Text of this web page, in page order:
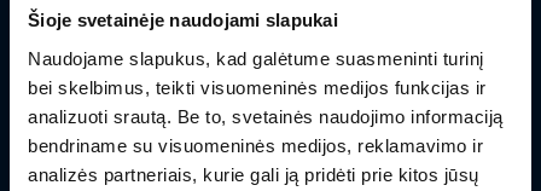
Šioje svetainėje naudojami slapukai
Naudojame slapukus, kad galėtume suasmeninti turinį
bei skelbimus, teikti visuomeninės medijos funkcijas ir
analizuoti srautą. Be to, svetainės naudojimo informaciją
bendriname su visuomeninės medijos, reklamavimo ir
analizės partneriais, kurie gali ją pridėti prie kitos jūsų
Mielai atsakysime į Jums aktualius klausimus.